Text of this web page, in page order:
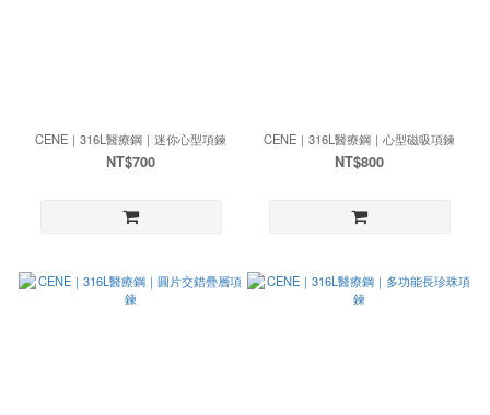
CENE｜316L醫療鋼｜迷你心型項鍊
NT$700
CENE｜316L醫療鋼｜心型磁吸項鍊
NT$800